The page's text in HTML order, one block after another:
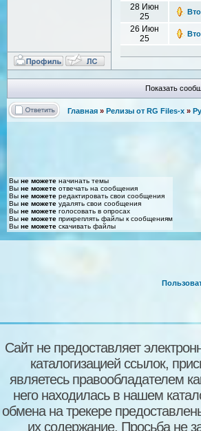
28 Июн
25
26 Июн
25
Показать
Главная » Релизы от RG Files-x »
Вы не можете начинать темы
Вы не можете отвечать на сообщения
Вы не можете редактировать свои сообщения
Вы не можете удалять свои сообщения
Вы не можете голосовать в опросах
Вы не можете прикреплять файлы к сообщениям
Вы не можете скачивать файлы
Сайт не предоставляет
каталогизацией ссылок,
являетесь правообладателем
него находилась в нашем
обмена на трекере
их содержание. Просьба не